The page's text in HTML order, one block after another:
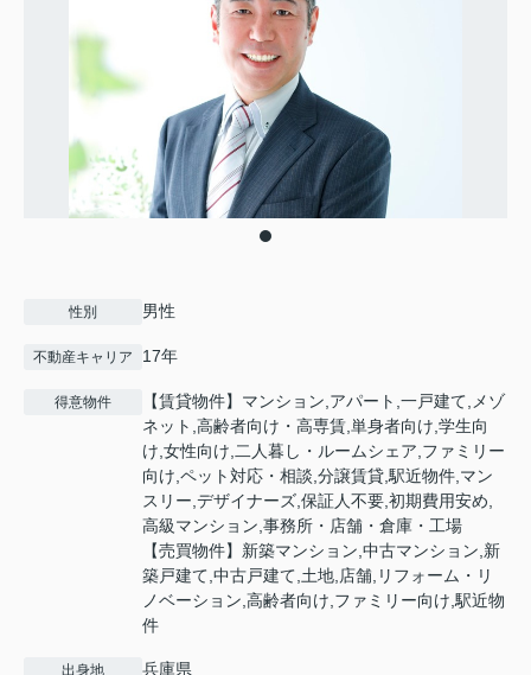
性別 男性
不動産キャリア 17年
得意物件
【賃貸物件】マンション,アパート,一戸建て,メゾ
ネット,高齢者向け・高専賃,単身者向け,学生向
け,女性向け,二人暮し・ルームシェア,ファミリー
向け,ペット対応・相談,分譲賃貸,駅近物件,マン
スリー,デザイナーズ,保証人不要,初期費用安め,
高級マンション,事務所・店舗・倉庫・工場
【売買物件】新築マンション,中古マンション,新
築戸建て,中古戸建て,土地,店舗,リフォーム・リ
ノベーション,高齢者向け,ファミリー向け,駅近物
件
出身地 兵庫県